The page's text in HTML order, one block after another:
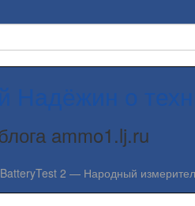
Надёжин о
ammo1.lj.ru
BatteryTest 2 — Народный